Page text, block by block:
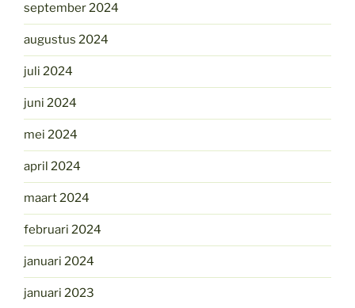
september 2024
augustus 2024
juli 2024
juni 2024
mei 2024
april 2024
maart 2024
februari 2024
januari 2024
januari 2023